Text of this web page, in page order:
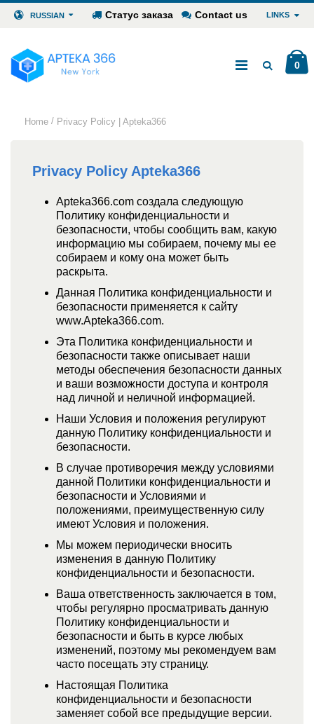
RUSSIAN Статус заказа Contact us LINKS
0
Home / Privacy Policy | Apteka366
Privacy Policy Apteka366
Apteka366.com создала следующую
Политику конфиденциальности и
безопасности, чтобы сообщить вам, какую
информацию мы собираем, почему мы ее
собираем и кому она может быть
раскрыта.
Данная Политика конфиденциальности и
безопасности применяется к сайту
www.Apteka366.com.
Эта Политика конфиденциальности и
безопасности также описывает наши
методы обеспечения безопасности данных
и ваши возможности доступа и контроля
над личной и неличной информацией.
Наши Условия и положения регулируют
данную Политику конфиденциальности и
безопасности.
В случае противоречия между условиями
данной Политики конфиденциальности и
безопасности и Условиями и
положениями, преимущественную силу
имеют Условия и положения.
Мы можем периодически вносить
изменения в данную Политику
конфиденциальности и безопасности.
Ваша ответственность заключается в том,
чтобы регулярно просматривать данную
Политику конфиденциальности и
безопасности и быть в курсе любых
изменений, поэтому мы рекомендуем вам
часто посещать эту страницу.
Настоящая Политика
конфиденциальности и безопасности
заменяет собой все предыдущие версии.